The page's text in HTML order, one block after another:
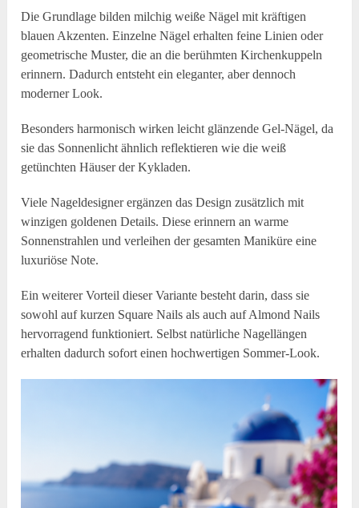
Die Grundlage bilden milchig weiße Nägel mit kräftigen
blauen Akzenten. Einzelne Nägel erhalten feine Linien oder
geometrische Muster, die an die berühmten Kirchenkuppeln
erinnern. Dadurch entsteht ein eleganter, aber dennoch
moderner Look.
Besonders harmonisch wirken leicht glänzende Gel-Nägel, da
sie das Sonnenlicht ähnlich reflektieren wie die weiß
getünchten Häuser der Kykladen.
Viele Nageldesigner ergänzen das Design zusätzlich mit
winzigen goldenen Details. Diese erinnern an warme
Sonnenstrahlen und verleihen der gesamten Maniküre eine
luxuriöse Note.
Ein weiterer Vorteil dieser Variante besteht darin, dass sie
sowohl auf kurzen Square Nails als auch auf Almond Nails
hervorragend funktioniert. Selbst natürliche Nagellängen
erhalten dadurch sofort einen hochwertigen Sommer-Look.